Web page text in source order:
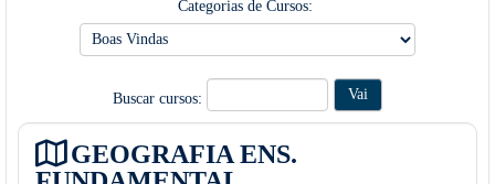
Categorias de Cursos:
Buscar cursos:
GEOGRAFIA ENS.